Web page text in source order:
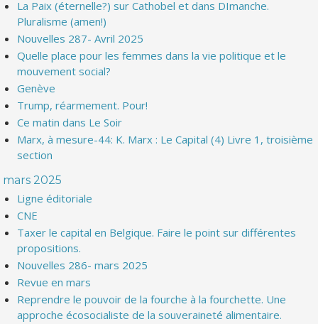
La Paix (éternelle?) sur Cathobel et dans DImanche.
Pluralisme (amen!)
Nouvelles 287- Avril 2025
Quelle place pour les femmes dans la vie politique et le
mouvement social?
Genève
Trump, réarmement. Pour!
Ce matin dans Le Soir
Marx, à mesure-44: K. Marx : Le Capital (4) Livre 1, troisième
section
mars 2025
Ligne éditoriale
CNE
Taxer le capital en Belgique. Faire le point sur différentes
propositions.
Nouvelles 286- mars 2025
Revue en mars
Reprendre le pouvoir de la fourche à la fourchette. Une
approche écosocialiste de la souveraineté alimentaire.